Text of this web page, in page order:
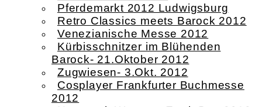
Pferdemarkt 2012 Ludwigsburg
Retro Classics meets Barock 2012
Venezianische Messe 2012
Kürbisschnitzer im Blühenden
Barock- 21.Oktober 2012
Zugwiesen- 3.Okt. 2012
Cosplayer Frankfurter Buchmesse
2012